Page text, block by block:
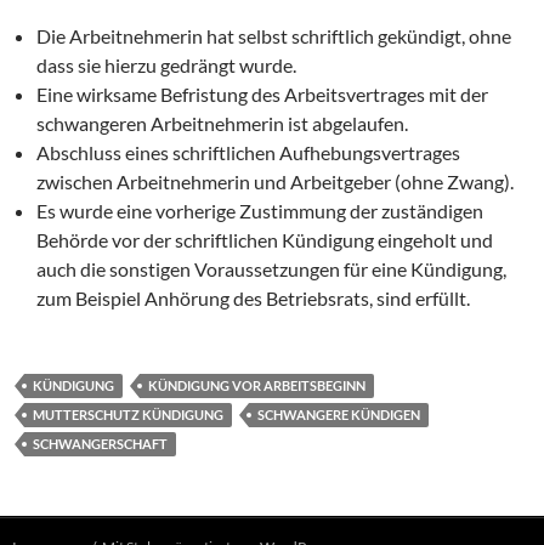
Die Arbeitnehmerin hat selbst schriftlich gekündigt, ohne
dass sie hierzu gedrängt wurde.
Eine wirksame Befristung des Arbeitsvertrages mit der
schwangeren Arbeitnehmerin ist abgelaufen.
Abschluss eines schriftlichen Aufhebungsvertrages
zwischen Arbeitnehmerin und Arbeitgeber (ohne Zwang).
Es wurde eine vorherige Zustimmung der zuständigen
Behörde vor der schriftlichen Kündigung eingeholt und
auch die sonstigen Voraussetzungen für eine Kündigung,
zum Beispiel Anhörung des Betriebsrats, sind erfüllt.
KÜNDIGUNG
KÜNDIGUNG VOR ARBEITSBEGINN
MUTTERSCHUTZ KÜNDIGUNG
SCHWANGERE KÜNDIGEN
SCHWANGERSCHAFT